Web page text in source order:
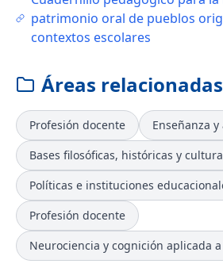
patrimonio oral de pueblos
contextos escolares
Áreas relacionadas
Profesión docente
Enseñanza
Bases filosóficas, históricas y
Políticas e instituciones
Profesión docente
Neurociencia y cognición aplicada